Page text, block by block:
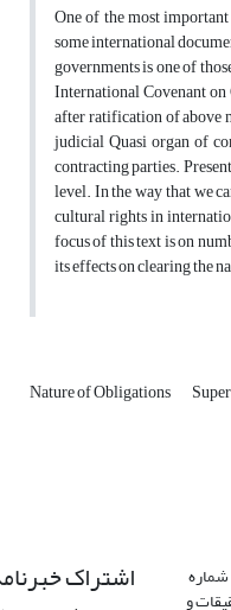
One of the most
some international
governments is one of
International Covenant
after ratification of above
judicial Quasi organ of
contracting parties.
level. In the way that we
cultural rights in
focus of this text is on
its effects on clearing the
Nature of Obligations
شماره
تحقیقات و
اشتراک